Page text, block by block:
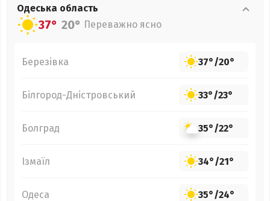
Одеська область
37° 20° Переважно ясно
Березівка 37°/20°
Білгород-Дністровський 33°/23°
Болград 35°/22°
Ізмаїл 34°/21°
Одеса 35°/24°